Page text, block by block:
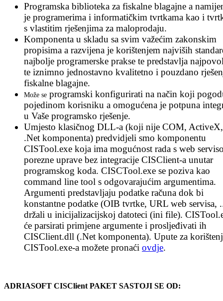
Programska biblioteka za fiskalne blagajne a
je programerima i informatičkim tvrtkama kao i
s vlastitim rješenjima za maloprodaju.
Komponenta u skladu sa svim važećim zakonskim
propisima a razvijena je korištenjem najviših
najbolje programerske prakse te predstavlja
te iznimno jednostavno kvalitetno i pouzdano
fiskalne blagajne.
Može se programski konfigurirati na način koji
pojedinom korisniku a omogućena je potpuna
u Vaše programsko rješenje.
Umjesto klasičnog DLL-a (koji nije COM,
.Net komponenta) predvidjeli smo komponentu
CISTool.exe koja ima mogućnost rada s web
porezne uprave bez integracije CISClient-a unutar
programskog koda. CISCTool.exe se poziva kao
command line tool s odgovarajućim argumentima.
Argumenti predstavljaju podatke računa dok bi
konstantne podatke (OIB tvrtke, URL web servisa,
držali u inicijalizacijskoj datoteci (ini file).
će parsirati primjene argumente i prosljeđivati ih
CISClient.dll (.Net komponenta). Upute za
CISTool.exe-a možete pronaći ovdje.
ADRIASOFT CISClient PAKET SASTOJI SE OD: